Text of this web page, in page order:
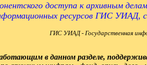
доступа к архивным
ресурсов ГИС УИАД,
ГИС УИАД - Государственная
в данном разделе,